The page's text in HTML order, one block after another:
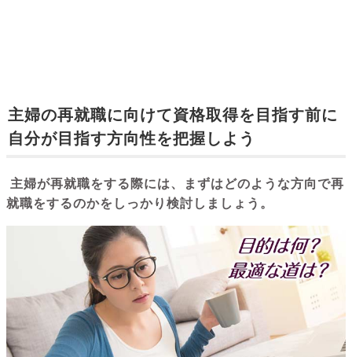
主婦の再就職に向けて資格取得を目指す前に
自分が目指す方向性を把握しよう
主婦が再就職をする際には、まずはどのような方向で再
就職をするのかをしっかり検討しましょう。